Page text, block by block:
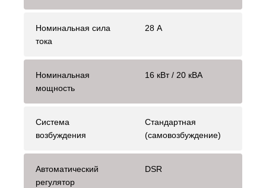
Номинальная сила
тока
28 А
Номинальная
мощность
16 кВт / 20 кВА
Система
возбуждения
Стандартная
(самовозбуждение)
Автоматический
регулятор
DSR